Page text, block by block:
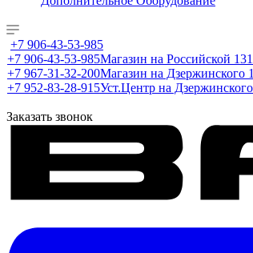
+7 906-43-53-985
+7 906-43-53-985Магазин на Российской
+7 967-31-32-200Магазин на Дзержинского
+7 952-83-28-915Уст.Центр на
Заказать звонок